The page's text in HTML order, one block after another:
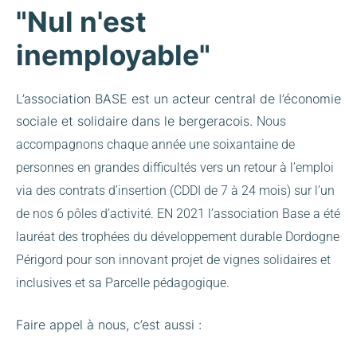
"Nul n'est
inemployable"
L’association BASE est un acteur central de l’économie
sociale et solidaire dans le bergeracois. Nous
accompagnons chaque année une soixantaine de
personnes en grandes difficultés vers un retour à l’emploi
via des contrats d’insertion (CDDI de 7 à 24 mois) sur l’un
de nos 6 pôles d’activité. EN 2021 l’association Base a été
lauréat des trophées du développement durable Dordogne
Périgord pour son innovant projet de vignes solidaires et
inclusives et sa Parcelle pédagogique.
Faire appel à nous, c’est aussi :